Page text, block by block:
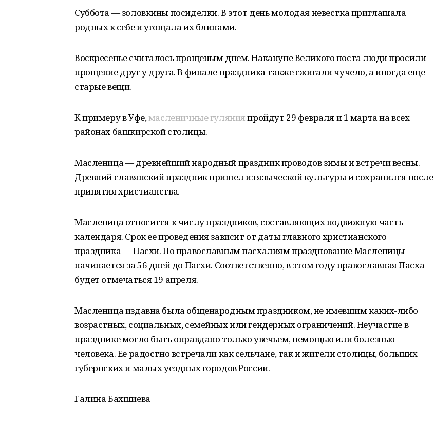
Суббота — золовкины посиделки. В этот день молодая невестка приглашала
родных к себе и угощала их блинами.
Воскресенье считалось прощеным днем. Накануне Великого поста люди просили
прощение друг у друга. В финале праздника также сжигали чучело, а иногда еще
старые вещи.
К примеру в Уфе,масленичные гулянияпройдут 29 февраля и 1 марта на всех
районах башкирской столицы.
Масленица — древнейший народный праздник проводов зимы и встречи весны.
Древний славянский праздник пришел из языческой культуры и сохранился после
принятия христианства.
Масленица относится к числу праздников, составляющих подвижную часть
календаря. Срок ее проведения зависит от даты главного христианского
праздника — Пасхи. По православным пасхалиям празднование Масленицы
начинается за 56 дней до Пасхи. Соответственно, в этом году православная Пасха
будет отмечаться 19 апреля.
Масленица издавна была общенародным праздником, не имевшим каких-либо
возрастных, социальных, семейных или гендерных ограничений. Неучастие в
празднике могло быть оправдано только увечьем, немощью или болезнью
человека. Ее радостно встречали как сельчане, так и жители столицы, больших
губернских и малых уездных городов России.
Галина Бахшиева